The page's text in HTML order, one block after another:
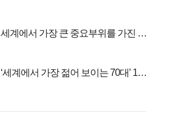
세계에서 가장 큰 중요부위를 가진 남
‘세계에서 가장 젊어 보이는 70대’ 1위